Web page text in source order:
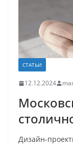
СТАТЬИ
12.12.2024
Дизайн-